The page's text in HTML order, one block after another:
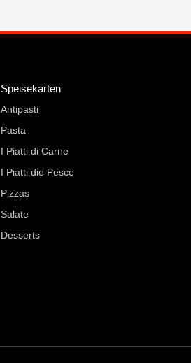
Speisekarten
Antipasti
Pasta
I Piatti di Carne
I Piatti die Pesce
Pizzas
Salate
Desserts